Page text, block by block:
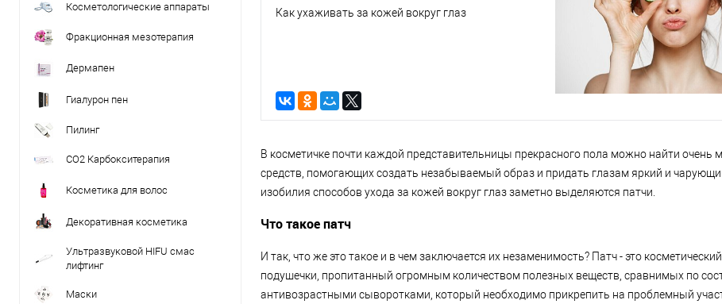
Косметологические аппараты
Фракционная мезотерапия
Дермапен
Гиалурон пен
Пилинг
CO2 Карбокситерапия
Косметика для волос
Декоративная косметика
Ультразвуковой HIFU смас
лифтинг
Маски
Как ухаживать за кожей вокруг глаз
В косметичке почти каждой представительницы прекрасного пола можно найти очень
средств, помогающих создать незабываемый образ и придать глазам яркий и
изобилия способов ухода за кожей вокруг глаз заметно выделяются патчи.
Что такое патч
И так, что же это такое и в чем заключается их незаменимость? Патч - это
подушечки, пропитанный огромным количеством полезных веществ, сравнимых по
антивозрастными сыворотками, который необходимо прикрепить на проблемный